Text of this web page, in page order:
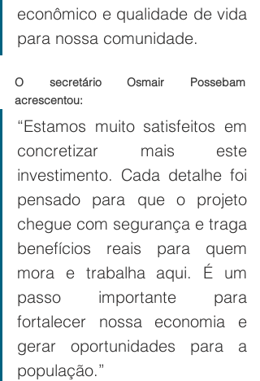
econômico e qualidade de vida
para nossa comunidade.
O secretário Osmair Possebam
acrescentou:
“Estamos muito satisfeitos em
concretizar mais este
investimento. Cada detalhe foi
pensado para que o projeto
chegue com segurança e traga
benefícios reais para quem
mora e trabalha aqui. É um
passo importante para
fortalecer nossa economia e
gerar oportunidades para a
população.”